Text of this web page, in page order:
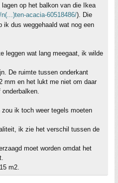
op het balkon van die Ikea
acacia-60518486/). Die
ik dus weggehaald wat nog een
leggen wat lang meegaat, ik wilde
De ruimte tussen onderkant
mm en het lukt me niet om daar
ik toch weer tegels moeten
ik zie het verschil tussen de
moet worden omdat het
m2.